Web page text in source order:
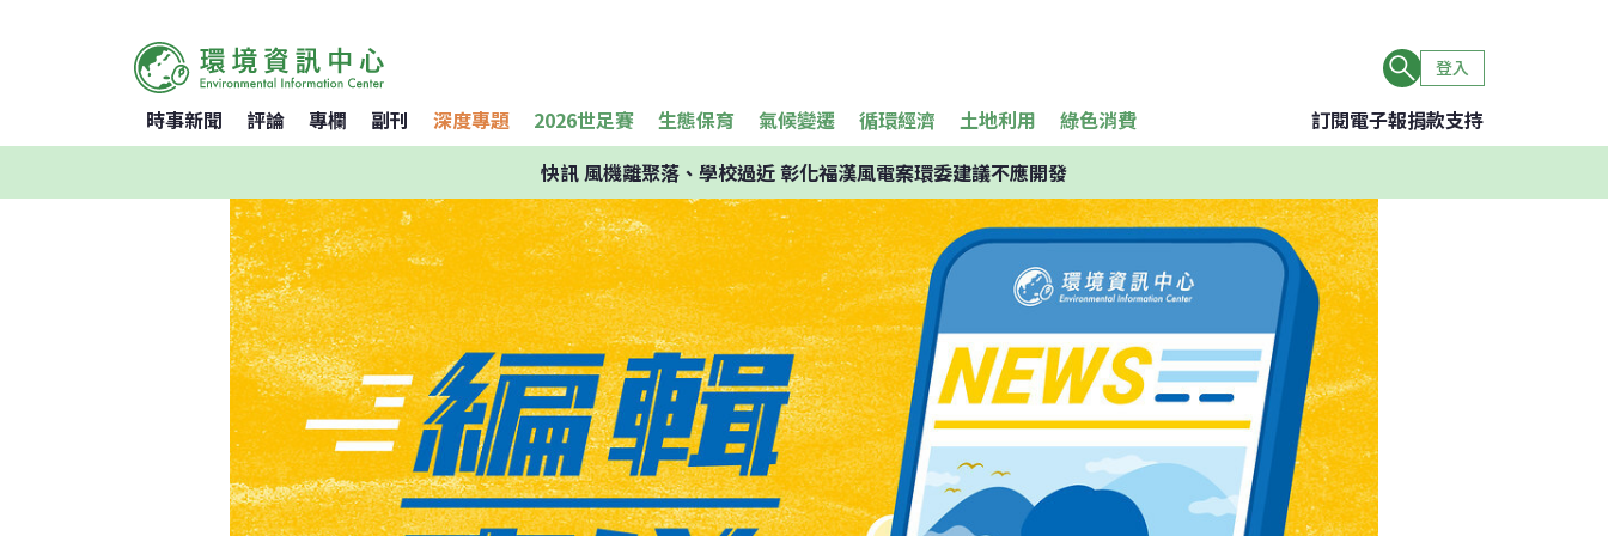
登入
時事新聞 評論 專欄 副刊 深度專題 2026世足賽 生態保育 氣候變遷 循環經濟 土地利用 綠色消費 訂閱電子報捐款支持
快訊風機離聚落、學校過近 彰化福漢風電案環委建議不應開發